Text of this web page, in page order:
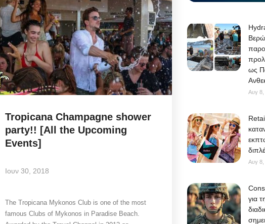
Tropicana Champagne shower
party!! [All the Upcoming
Events]
Ιουν 30, 2018
The Tropicana Mykonos Club is one of the most
famous Clubs of Mykonos in Paradise Beach.
ως
Αυγ 8,
Αυγ 8,
για